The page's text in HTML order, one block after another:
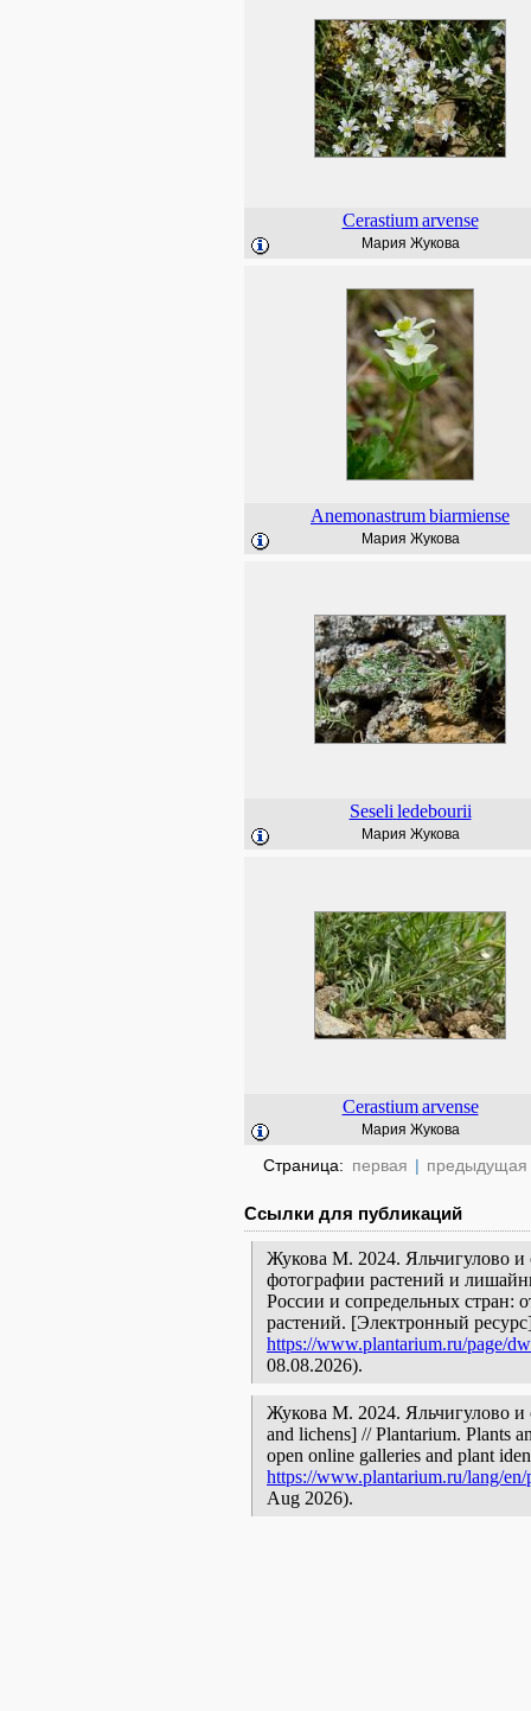
Cerastium arvense
Мария Жукова
Anemonastrumbiarmiense
Мария Жукова
Seseli ledebourii
Мария Жукова
Cerastium arvense
Мария Жукова
Страница: первая | предыдущая
Ссылки для публикаций
Жукова М. 2024. Яльчигулово и
фотографии растений и
России и сопредельных стран:
растений. [Электронный
https://www.plantarium.ru/page/
08.08.2026).
Жукова М. 2024. Яльчигулово и
and lichens] // Plantarium. Plants
open online galleries and plant
https://www.plantarium.ru/lang/
Aug 2026).